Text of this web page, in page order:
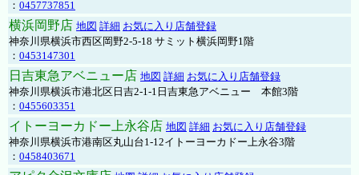
： 0457737851
横浜岡野店 地図 詳細 お気に入り店舗登録
神奈川県横浜市西区岡野2-5-18 サミット横浜岡野1階
： 0453147301
日吉東急アベニュー店 地図 詳細 お気に入り店舗登録
神奈川県横浜市港北区日吉2-1-1日吉東急アベニュー 本館3階
： 0455603351
イトーヨーカドー上永谷店 地図 詳細 お気に入り店舗登録
神奈川県横浜市港南区丸山台1-12イトーヨーカドー上永谷3階
： 0458403671